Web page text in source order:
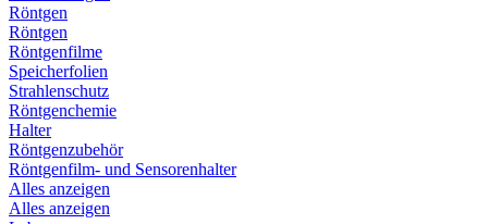
Röntgen
Röntgen
Röntgenfilme
Speicherfolien
Strahlenschutz
Röntgenchemie
Halter
Röntgenzubehör
Röntgenfilm- und Sensorenhalter
Alles anzeigen
Alles anzeigen